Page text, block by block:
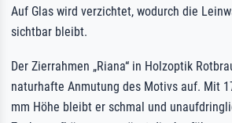
Auf Glas wird verzichtet, wodurch die
sichtbar bleibt.
Der Zierrahmen „Riana“ in Holzoptik
naturhafte Anmutung des Motivs auf. Mit
mm Höhe bleibt er schmal und